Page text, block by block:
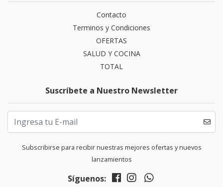
Contacto
Terminos y Condiciones
OFERTAS
SALUD Y COCINA
TOTAL
Suscríbete a Nuestro Newsletter
Subscribirse para recibir nuestras mejores ofertas y nuevos
lanzamientos
Síguenos: